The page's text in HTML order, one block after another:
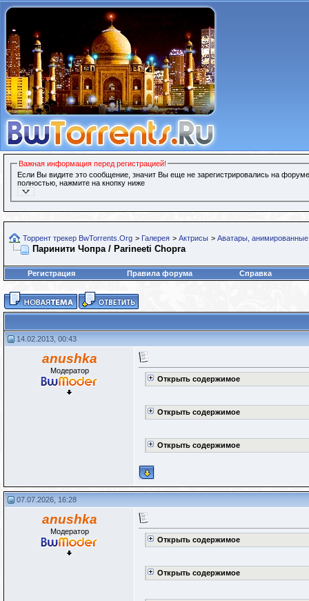
Важная информация перед регистрацией!
Если Вы видите это сообщение, значит Вы еще не зарегистрировались на
полностью, нажмите на кнопку ниже
Торрент трекер BwTorrents.Org > Галерея > Актрисы > Аватары, анимированные
Паринити Чопра / Parineeti Chopra
Регистрация Правила форума Справка
14.02.2013, 00:43
anushka
Модератор
Открыть содержимое
Открыть содержимое
Открыть содержимое
07.07.2026, 16:28
anushka
Модератор
Открыть содержимое
Открыть содержимое